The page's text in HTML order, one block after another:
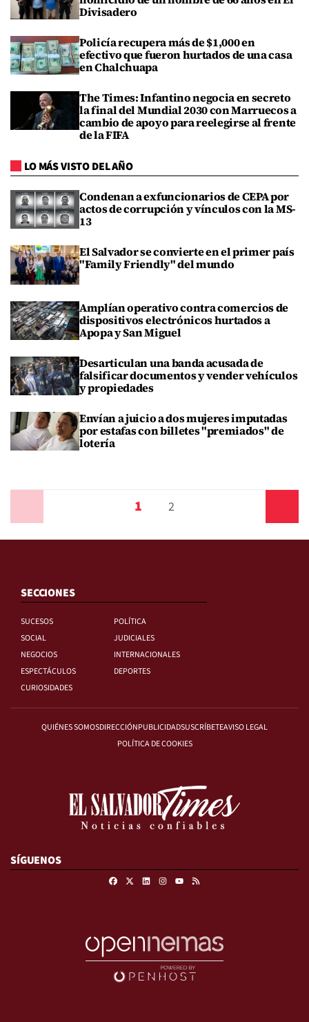
Divisadero
Policía recupera más de $1,000 en
efectivo que fueron hurtados de una casa
en Chalchuapa
The Times: Infantino negocia en secreto
la final del Mundial 2030 con Marruecos a
cambio de apoyo para reelegirse al frente
de la FIFA
LO MÁS VISTO DEL AÑO
Condenan a exfuncionarios de CEPA por
actos de corrupción y vínculos con la MS-
13
El Salvador se convierte en el primer país
"Family Friendly" del mundo
Amplían operativo contra comercios de
dispositivos electrónicos hurtados a
Apopa y San Miguel
Desarticulan una banda acusada de
falsificar documentos y vender vehículos
y propiedades
Envían a juicio a dos mujeres imputadas
por estafas con billetes "premiados" de
lotería
1 2
SECCIONES
SUCESOS
POLÍTICA
SOCIAL
JUDICIALES
NEGOCIOS
INTERNACIONALES
ESPECTÁCULOS
DEPORTES
CURIOSIDADES
QUIÉNES SOMOSDIRECCIÓNPUBLICIDADSUSCRÍBETEAVISO LEGAL
POLÍTICA DE COOKIES
SÍGUENOS
FacebookLinkedinInstagramRSS